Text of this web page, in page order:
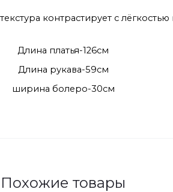
контрастирует с
Длина платья-126см
Длина рукава-59см
ширина болеро-30см
Похожие товары